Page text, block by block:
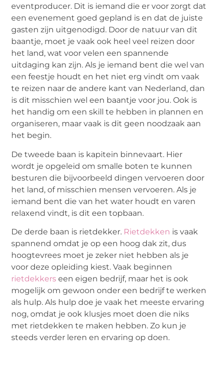
eventproducer. Dit is iemand die er voor zorgt dat
een evenement goed gepland is en dat de juiste
gasten zijn uitgenodigd. Door de natuur van dit
baantje, moet je vaak ook heel veel reizen door
het land, wat voor velen een spannende
uitdaging kan zijn. Als je iemand bent die wel van
een feestje houdt en het niet erg vindt om vaak
te reizen naar de andere kant van Nederland, dan
is dit misschien wel een baantje voor jou. Ook is
het handig om een skill te hebben in plannen en
organiseren, maar vaak is dit geen noodzaak aan
het begin.
De tweede baan is kapitein binnevaart. Hier
wordt je opgeleid om smalle boten te kunnen
besturen die bijvoorbeeld dingen vervoeren door
het land, of misschien mensen vervoeren. Als je
iemand bent die van het water houdt en varen
relaxend vindt, is dit een topbaan.
De derde baan is rietdekker. Rietdekken is vaak
spannend omdat je op een hoog dak zit, dus
hoogtevrees moet je zeker niet hebben als je
voor deze opleiding kiest. Vaak beginnen
rietdekkers een eigen bedrijf, maar het is ook
mogelijk om gewoon onder een bedrijf te werken
als hulp. Als hulp doe je vaak het meeste ervaring
nog, omdat je ook klusjes moet doen die niks
met rietdekken te maken hebben. Zo kun je
steeds verder leren en ervaring op doen.